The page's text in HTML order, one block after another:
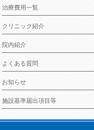
治療費用一覧
クリニック紹介
院内紹介
よくある質問
お知らせ
施設基準届出項目等